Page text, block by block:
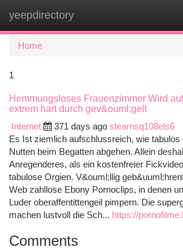
yeepdirectory
Home
1
Hemmungsloses Frauenzimmer Wird
extrem hart durch gev&ouml;gelt
Internet
371 days ago stearnsq108els6
Es Ist ziemlich aufschlussreich, wie tabulos
Nutten beim Begatten abgehen. Allein
Anregenderes, als ein kostenfreier
tabulose Orgien. V&ouml;llig
Web zahllose Ebony Pornoclips, in denen
Luder oberaffentittengeil pimpern. Die
machen lustvoll die Sch... https://
Comments